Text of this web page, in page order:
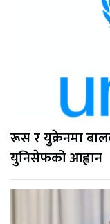
रूस र युक्रेनमा
युनिसेफको आह्वान